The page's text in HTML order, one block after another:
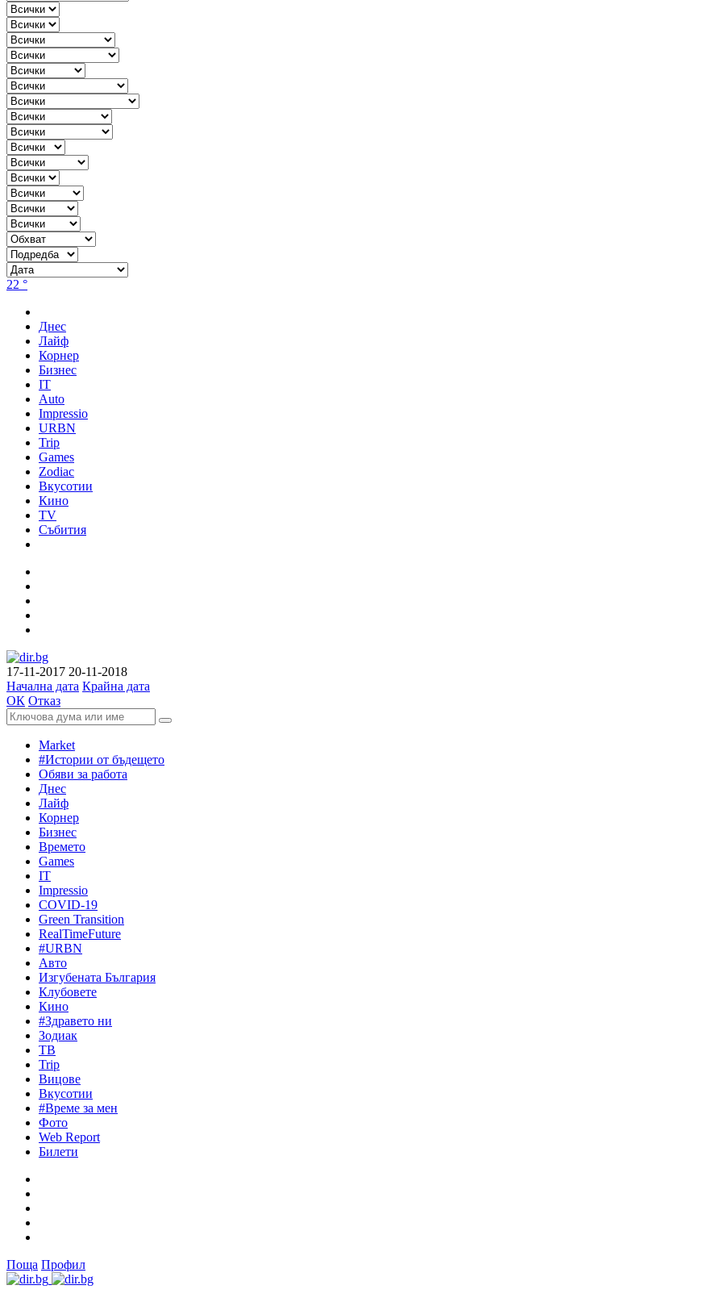
22 °
Днес
Лайф
Корнер
Бизнес
IT
Auto
Impressio
URBN
Trip
Games
Zodiac
Вкусотии
Кино
TV
Събития
17-11-2017 20-11-2018
Начална дата Крайна дата
ОК Отказ
Market
#Истории от бъдещето
Обяви за работа
Днес
Лайф
Корнер
Бизнес
Времето
Games
IT
Impressio
COVID-19
Green Transition
RealTimeFuture
#URBN
Авто
Изгубената България
Клубовете
Кино
#Здравето ни
Зодиак
ТВ
Trip
Вицове
Вкусотии
#Време за мен
Фото
Web Report
Билети
Поща Профил